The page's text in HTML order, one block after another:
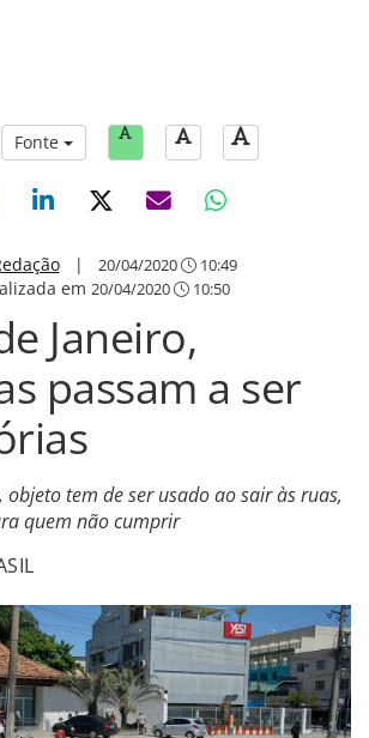
Fonte
| 20/04/2020 10:49
em 20/04/2020 10:50
Janeiro,
passam a ser
objeto tem de ser usado ao sair às ruas,
quem não cumprir